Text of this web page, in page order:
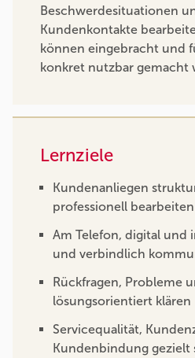
Beschwerdesituationen
Kundenkontakte
können eingebracht und
konkret nutzbar gemacht
Lernziele
Kundenanliegen
professionell bearbeiten
Am Telefon, digital und
und verbindlich
Rückfragen, Probleme
lösungsorientiert klären
Servicequalität,
Kundenbindung gezielt